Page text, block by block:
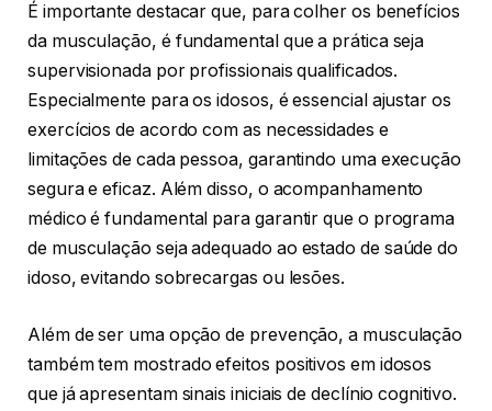
É importante destacar que, para colher os benefícios
da musculação, é fundamental que a prática seja
supervisionada por profissionais qualificados.
Especialmente para os idosos, é essencial ajustar os
exercícios de acordo com as necessidades e
limitações de cada pessoa, garantindo uma execução
segura e eficaz. Além disso, o acompanhamento
médico é fundamental para garantir que o programa
de musculação seja adequado ao estado de saúde do
idoso, evitando sobrecargas ou lesões.
Além de ser uma opção de prevenção, a musculação
também tem mostrado efeitos positivos em idosos
que já apresentam sinais iniciais de declínio cognitivo.